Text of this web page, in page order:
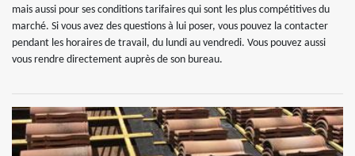
mais aussi pour ses conditions tarifaires qui sont les plus compétitives du
marché. Si vous avez des questions à lui poser, vous pouvez la contacter
pendant les horaires de travail, du lundi au vendredi. Vous pouvez aussi
vous rendre directement auprès de son bureau.